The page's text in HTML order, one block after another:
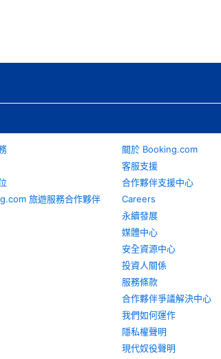
旅遊服務合作夥伴
關於 Booking.com
客服支援
合作夥伴支援中心
Careers
永續發展
媒體中心
安全資源中心
投資人關係
服務條款
合作夥伴爭議解決中心
我們如何運作
隱私權聲明
現代奴役聲明